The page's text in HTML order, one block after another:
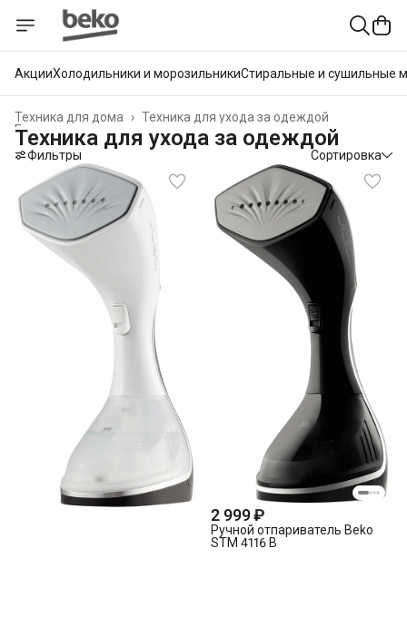
АкцииХолодильники и морозильникиСтиральные и сушильные
Техника для ухода за одеждой
Техника для дома
›
Главная
Техника для ухода за одеждой
Фильтры Сортировка
2 999 ₽
Ручной отпариватель Beko
STM 4116 B